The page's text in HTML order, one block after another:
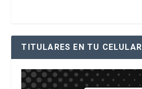
TITULARES EN TU CELULAR